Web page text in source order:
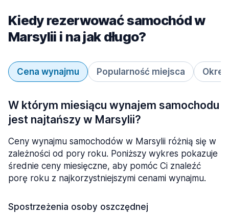
Kiedy rezerwować samochód w
Marsylii i na jak długo?
Cena wynajmu Popularność miejsca
W którym miesiącu wynajem samochodu
jest najtańszy w Marsylii?
Ceny wynajmu samochodów w Marsylii różnią się w
zależności od pory roku. Poniższy wykres pokazuje
średnie ceny miesięczne, aby pomóc Ci znaleźć
porę roku z najkorzystniejszymi cenami wynajmu.
Spostrzeżenia osoby oszczędnej